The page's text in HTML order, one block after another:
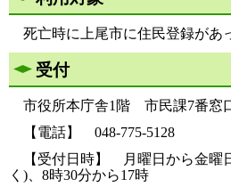
死亡時に上尾市に住民登録があ
受付
市役所本庁舎1階 市民課7番窓
【電話】 048-775-5128
【受付日時】 月曜日から金曜
く)、8時30分から17時